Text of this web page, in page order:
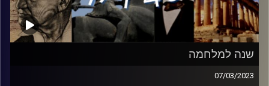
שנה למלחמה
07/03/2023